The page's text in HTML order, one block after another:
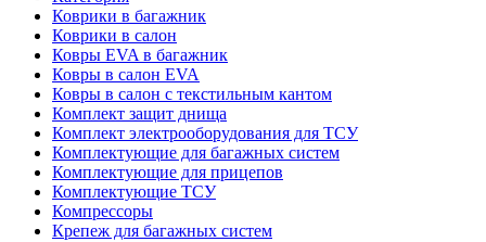
Коврики в багажник
Коврики в салон
Ковры EVA в багажник
Ковры в салон EVA
Ковры в салон с текстильным кантом
Комплект защит днища
Комплект электрооборудования для ТСУ
Комплектующие для багажных систем
Комплектующие для прицепов
Комплектующие ТСУ
Компрессоры
Крепеж для багажных систем